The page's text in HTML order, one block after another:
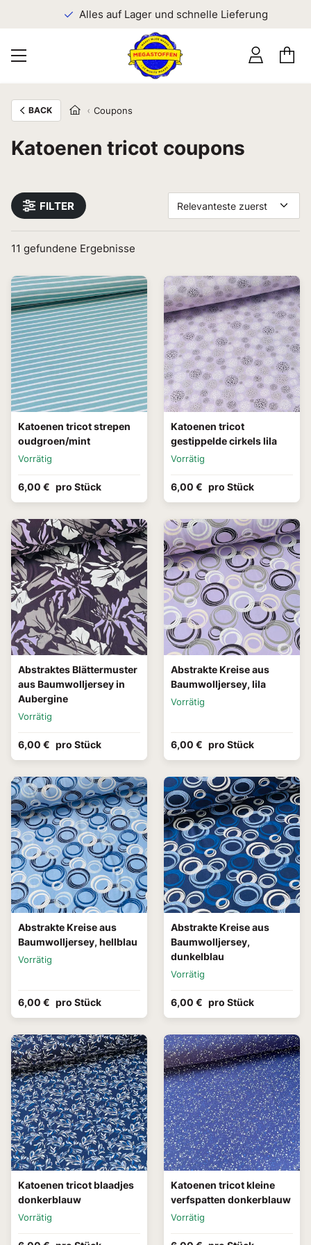
Alles auf Lager und schnelle Lieferung
BACK Coupons
Katoenen tricot coupons
FILTER Relevanteste zuerst
11 gefundene Ergebnisse
Katoenen tricot strepen
oudgroen/mint
Vorrätig
6,00 € pro Stück
Katoenen tricot
gestippelde cirkels lila
Vorrätig
6,00 € pro Stück
Abstraktes Blättermuster
aus Baumwolljersey in
Aubergine
Vorrätig
6,00 € pro Stück
Abstrakte Kreise aus
Baumwolljersey, lila
Vorrätig
6,00 € pro Stück
Abstrakte Kreise aus
Baumwolljersey, hellblau
Vorrätig
6,00 € pro Stück
Abstrakte Kreise aus
Baumwolljersey,
dunkelblau
Vorrätig
6,00 € pro Stück
Katoenen tricot blaadjes
donkerblauw
Vorrätig
Katoenen tricot kleine
verfspatten donkerblauw
Vorrätig